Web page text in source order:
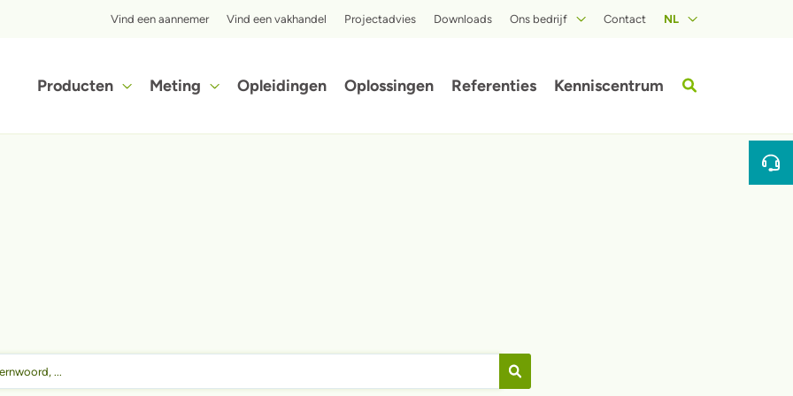
Top menu
Vind een aannemer Vind een vakhandel Projectadvies Downloads Ons bedrijf Contact NL
Hoofdnavigatie
Producten Meting Opleidingen Oplossingen Referenties Kenniscentrum